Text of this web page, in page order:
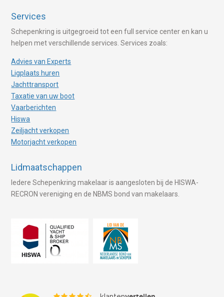
Services
Schepenkring is uitgegroeid tot een full service center en kan u
helpen met verschillende services. Services zoals:
Advies van Experts
Ligplaats huren
Jachttransport
Taxatie van uw boot
Vaarberichten
Hiswa
Zeiljacht verkopen
Motorjacht verkopen
Lidmaatschappen
Iedere Schepenkring makelaar is aangesloten bij de HISWA-
RECRON vereniging en de NBMS bond van makelaars.